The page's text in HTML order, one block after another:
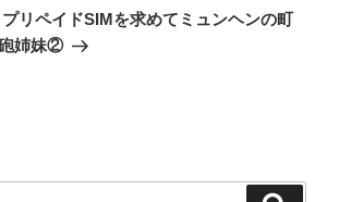
リペイドSIMを求めてミュンヘンの町
姉妹②